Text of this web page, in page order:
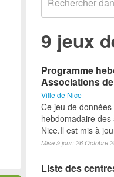
9 jeux
Programme
Associations
Ville de Nice
Ce jeu de
hebdomadaire
Nice.Il est mis à
Mise à jour: 26 Octobre
Liste des